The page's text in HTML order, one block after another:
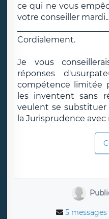
ce qui ne vous
votre conseiller
Cordialement.
Je vous
réponses
compétence limitée
les inventent sans
veulent se
la Jurisprudence avec
5 messages